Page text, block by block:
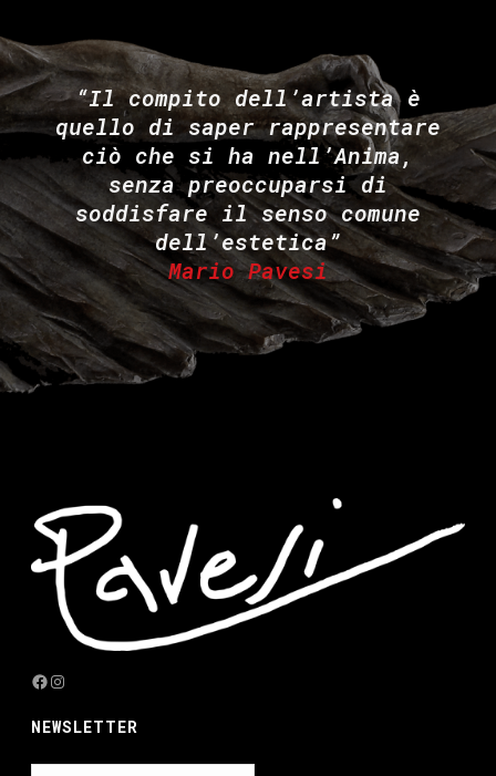
“Il compito dell’artista è
quello di saper rappresentare
ciò che si ha nell’Anima,
senza preoccuparsi di
soddisfare il senso comune
dell’estetica”
Mario Pavesi
Facebook
Instagram
NEWSLETTER